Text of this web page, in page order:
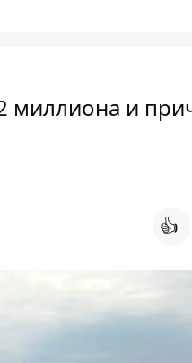
миллиона и
👍